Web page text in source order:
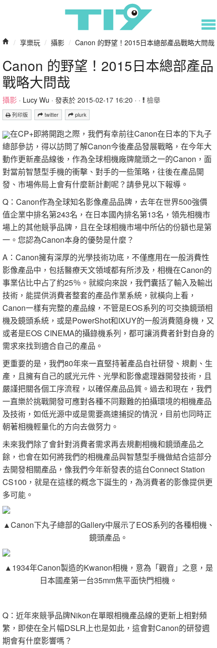
/ 享樂玩 / 攝影 / Canon 的野望！2015日本總部產品戰略大問哉
Canon 的野望！2015日本總部產品
戰略大問哉
攝影 · Lucy Wu · 發表於 2015-02-17 16:20 · · 檢舉
列印版 twitter plurk
在CP+即將開跑之際，我們有幸前往Canon在日本的下丸子
總部參訪，得以訪問了解Canon今後產品發展戰略，在今年大
動作更新產品線後，作為全球相機廠牌龍頭之一的Canon，面
對當前智慧型手機的衝擊、對手的一些策略，往後在產品開
發、市場佈局上會有什麼新計劃呢？請參見以下報導。
Q：Canon作為全球知名影像產品品牌，去年在世界500強價
值企業中排名第243名，在日本國內排名第13名，領先相機市
場上的其他競爭品牌，且在全球相機市場中所佔的份額也是第
一。您認為Canon本身的優勢是什麼？
A：Canon擁有深厚的光學技術功底，不僅應用在一般消費性
影像產品中，包括醫療天文領域都有所涉及，相機在Canon的
事業佔比中占了約25％。就縱向來說，我們囊括了輸入及輸出
技術，能提供消費者整套的產品作業系統，就橫向上看，
Canon一樣有完整的產品線，不管是EOS系列的可交換鏡頭相
機及鏡頭系統，或是PowerShot和IXUY的一般消費隨身機，又
或者是EOS CINEMA的攝錄機系列，都可讓消費者針對自身的
需求來找到適合自己的產品。
更重要的是，我們80年來一直堅持著產品自社研發、規劃、生
產，且擁有自己的感光元件、光學和影像處理器開發技術，且
嚴謹把關各個工序流程，以確保產品品質。過去和現在，我們
一直樂於挑戰開發可應對各種不同艱難的拍攝環境的相機產品
及技術，如低光源中或是需要高速捕捉的情況，目前也同時正
朝著相機輕量化的方向去做努力。
未來我們除了會針對消費者需求再去規劃相機和鏡頭產品之
餘，也會在如何將我們的相機產品與智慧型手機做結合這部分
去開發相關產品，像我們今年新發表的這台Connect Station
CS100，就是在這樣的概念下誕生的，為消費者的影像提供更
多可能。
▲Canon下丸子總部的Gallery中展示了EOS系列的各種相機、
鏡頭產品。
▲1934年Canon製造的Kwanon相機，意為「觀音」之意，是
日本國產第一台35mm焦平面快門相機。
Q：近年來競爭品牌Nikon在單眼相機產品線的更新上相對頻
繁，即使在全片幅DSLR上也是如此，這會對Canon的研發週
期會有什麼影響嗎？